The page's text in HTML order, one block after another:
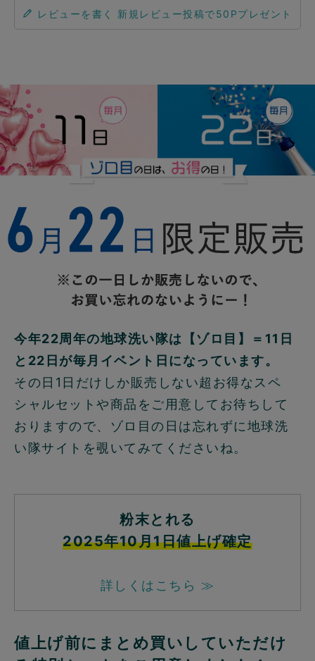
レビューを書く
今年22周年の地球洗い隊は【ゾロ目】＝11日
と22日が毎月イベント日になっています。
その日1日だけしか販売しない超お得なスペ
シャルセットや商品をご用意してお待ちして
おりますので、ゾロ目の日は忘れずに地球洗
い隊サイトを覗いてみてくださいね。
粉末とれる
2025年10月1日値上げ確定
詳しくはこちら ≫
値上げ前にまとめ買いしていただけ